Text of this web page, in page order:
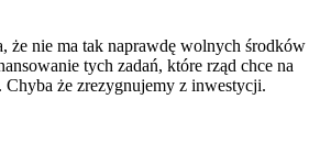
że nie ma tak naprawdę wolnych środków
tych zadań, które rząd chce na
Chyba że zrezygnujemy z inwestycji.